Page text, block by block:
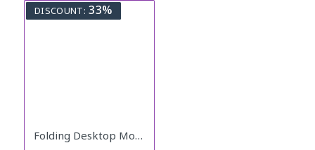
DISCOUNT: 33%
Folding Desktop Mobile Phone Stand